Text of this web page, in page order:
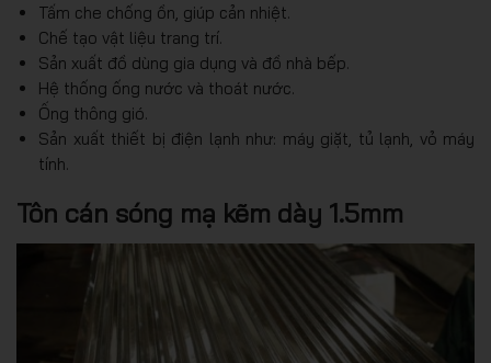
Tấm che chống ồn, giúp cản nhiệt.
Chế tạo vật liệu trang trí.
Sản xuất đồ dùng gia dụng và đồ nhà bếp.
Hệ thống ống nước và thoát nước.
Ống thông gió.
Sản xuất thiết bị điện lạnh như: máy giặt, tủ lạnh, vỏ máy
tính.
Tôn cán sóng mạ kẽm dày 1.5mm